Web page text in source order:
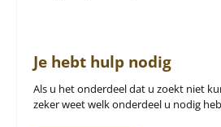
Je hebt hulp nodig
Als u het onderdeel dat u zoekt niet
zeker weet welk onderdeel u nodig